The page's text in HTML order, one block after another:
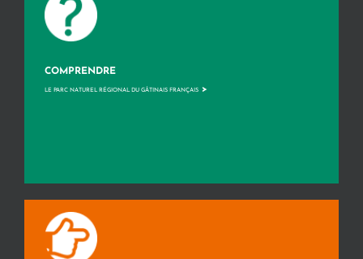
COMPRENDRE
LE PARC NATUREL RÉGIONAL DU GÂTINAIS FRANÇAIS >